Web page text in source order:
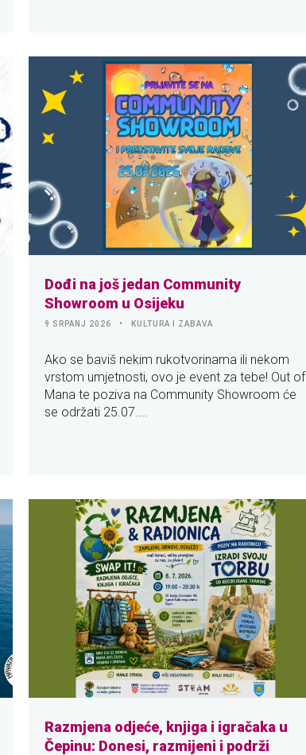
Dođi na još jedan Community
Showroom u Osijeku
9 SRPANJ 2026 KULTURA I ZABAVA
Ako se baviš nekim rukotvorinama ili nekom
vrstom umjetnosti, ovo je event za tebe! Out of
Mana te poziva na Community Showroom će
se održati 25.07....
Razmjena odjeće, knjiga i igračaka u
Čepinu: Donesi, razmijeni i podrži